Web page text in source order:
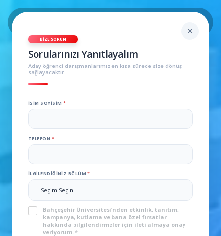
BIZE SORUN
Sorularınızı Yanıtlayalım
Aday öğrenci danışmanlarımız en kısa sürede size dönüş
sağlayacaktır.
İSIM SOYISIM *
TELEFON *
İLGILENDIĞINIZ BÖLÜM*
KVKK*
Bahçeşehir Üniversitesi’nden etkinlik, tanıtım,
kampanya, kutlama ve bana özel fırsatlar
hakkında bilgilendirmeler için ileti almaya onay
veriyorum. *